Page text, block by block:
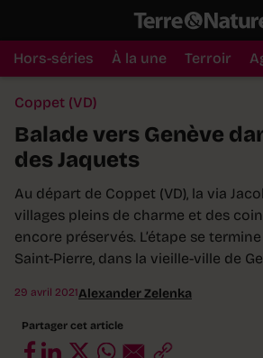
Hors-séries À la une Terroir
Coppet (VD)
Balade vers Genève
des Jaquets
Au départ de Coppet (VD), la via
villages pleins de charme et des
encore préservés. L’étape se
Saint-Pierre, dans la vieille-ville de
29 avril 2021Alexander Zelenka
Partager cet article